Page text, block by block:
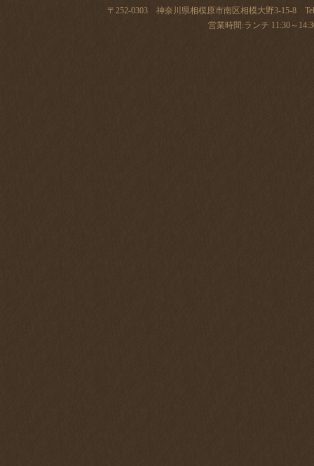
〒252-0303 神奈川県相模原市南区相模大野3-15-8
営業時間:ランチ 11:30～